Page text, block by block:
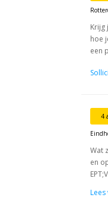
Krijg
hoe
een
4
Wat
en